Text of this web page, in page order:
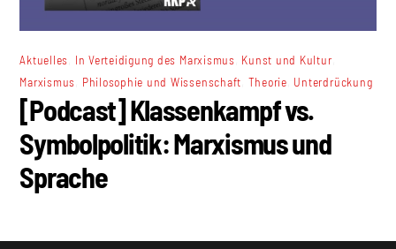
Aktuelles In Verteidigung des Marxismus Kunst und Kultur
Marxismus Philosophie und Wissenschaft Theorie Unterdrückung
[Podcast] Klassenkampf vs.
Symbolpolitik: Marxismus und
Sprache